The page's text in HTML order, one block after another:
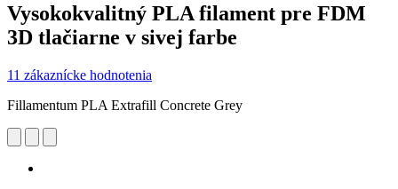
Vysokokvalitný PLA filament pre FDM
3D tlačiarne v sivej farbe
11 zákaznícke hodnotenia
Fillamentum PLA Extrafill Concrete Grey